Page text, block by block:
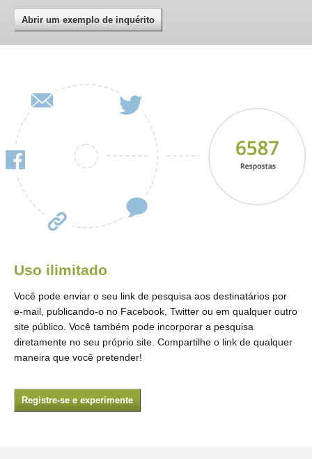
Abrir um exemplo de inquérito
Uso ilimitado
Você pode enviar o seu link de pesquisa aos destinatários por
e-mail, publicando-o no Facebook, Twitter ou em qualquer outro
site público. Você também pode incorporar a pesquisa
diretamente no seu próprio site. Compartilhe o link de qualquer
maneira que você pretender!
Registre-se e experimente